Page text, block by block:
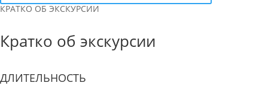
КРАТКО ОБ ЭКСКУРСИИ
Кратко об экскурсии
ДЛИТЕЛЬНОСТЬ